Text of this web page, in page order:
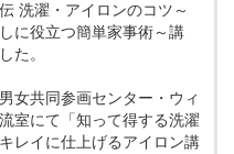
洗濯・アイロンのコツ～
に役立つ簡単家事術～講
た。
女共同参画センター・ウィ
室にて「知って得する洗濯
レイに仕上げるアイロン講